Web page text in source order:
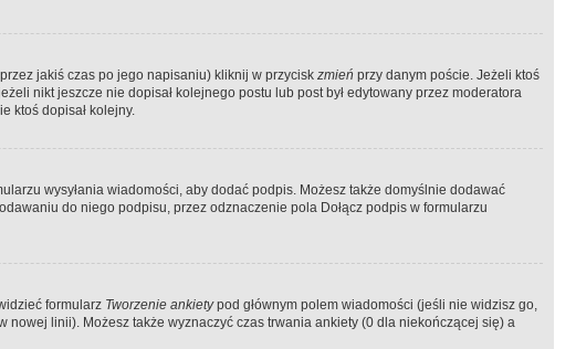
jakiś czas po jego napisaniu) kliknij w przycisk zmień przy danym poście. Jeżeli ktoś
nikt jeszcze nie dopisał kolejnego postu lub post był edytowany przez moderatora
ktoś dopisał kolejny.
wysyłania wiadomości, aby dodać podpis. Możesz także domyślnie dodawać
do niego podpisu, przez odznaczenie pola Dołącz podpis w formularzu
formularz Tworzenie ankietypod głównym polem wiadomości (jeśli nie widzisz go,
linii). Możesz także wyznaczyć czas trwania ankiety (0 dla niekończącej się) a